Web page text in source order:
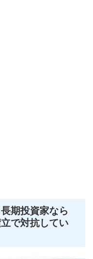
期投資家なら
で対抗してい